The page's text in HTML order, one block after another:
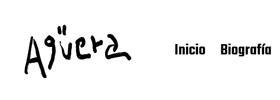
Inicio Biografía